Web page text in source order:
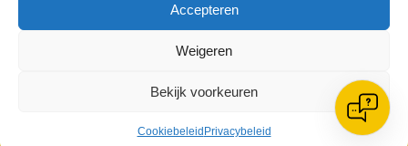
Accepteren
Weigeren
Bekijk voorkeuren
Cookiebeleid Privacybeleid
Verzend formulier
De Wending, Lotte Beesedijk 1